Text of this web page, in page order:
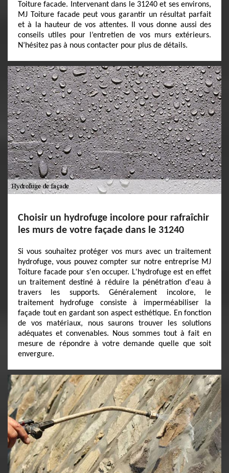
Toiture facade. Intervenant dans le 31240 et ses environs,
MJ Toiture facade peut vous garantir un résultat parfait
et à la hauteur de vos attentes. Il vous donne aussi des
conseils utiles pour l’entretien de vos murs extérieurs.
N’hésitez pas à nous contacter pour plus de détails.
Choisir un hydrofuge incolore pour rafraîchir
les murs de votre façade dans le 31240
Si vous souhaitez protéger vos murs avec un traitement
hydrofuge, vous pouvez compter sur notre entreprise MJ
Toiture facade pour s'en occuper. L'hydrofuge est en effet
un traitement destiné à réduire la pénétration d'eau à
travers les supports. Généralement incolore, le
traitement hydrofuge consiste à imperméabiliser la
façade tout en gardant son aspect esthétique. En fonction
de vos matériaux, nous saurons trouver les solutions
adéquates et convenables. Nous sommes tout à fait en
mesure de répondre à votre demande quelle que soit
envergure.